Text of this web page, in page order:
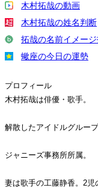
木村拓哉の動画
木村拓哉の姓名判断
拓哉の名前イメー
蠍座の今日の運勢
プロフィール
木村拓哉は俳優・歌手。
解散したアイドルグルー
ジャニーズ事務所所属。
妻は歌手の工藤静香。2